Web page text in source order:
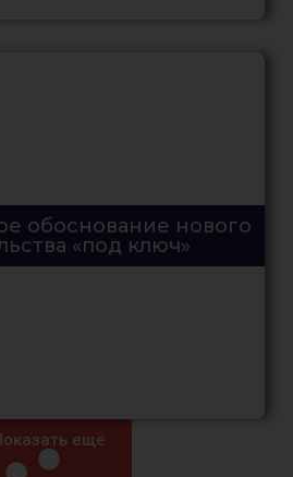
обоснование нового
«под ключ»
ещё